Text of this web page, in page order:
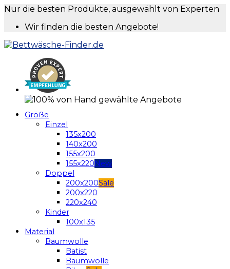
Nur die besten Produkte, ausgewählt von Experten
Wir finden die besten Angebote!
Größe
Einzel
135x200
140x200
155x200
155x220
Doppel
200x200
200x220
220x240
Kinder
100x135
Material
Baumwolle
Batist
Baumwolle